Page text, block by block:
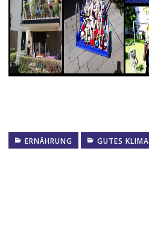
ERNÄHRUNG GUTES KLIMA